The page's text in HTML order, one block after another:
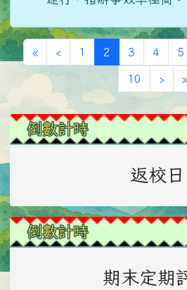
«第一頁
‹ 上一頁
1 2 (目前頁次)
3 4 5
10 ›下一»
左邊區域內容
倒數計時
返校日
倒數計時
期末定期